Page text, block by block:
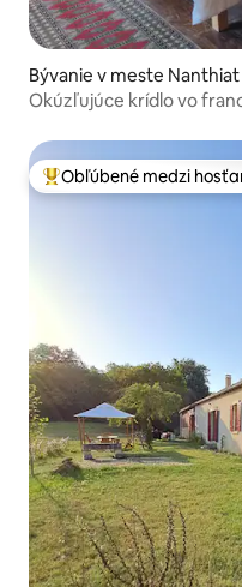
Bývanie v meste Nanthiat
Okúzľujúce krídlo vo
Najobľúbenejšie medzi
Obľúbené medzi